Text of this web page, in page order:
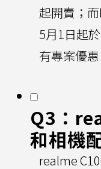
起開賣；
5月1日起
有專案優惠
Q3：
和相機
realme